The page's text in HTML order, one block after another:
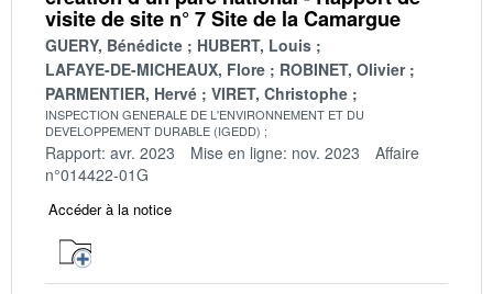
visite de site n° 7 Site de la Camargue
GUERY, Bénédicte
HUBERT, Louis
LAFAYE-DE-MICHEAUX, Flore
ROBINET, Olivier
PARMENTIER, Hervé
VIRET, Christophe
INSPECTION GENERALE DE L'ENVIRONNEMENT ET DU
DEVELOPPEMENT DURABLE (IGEDD)
Rapport: avr. 2023 Mise en ligne: nov. 2023
Affaire
n°014422-01G
Accéder à la notice